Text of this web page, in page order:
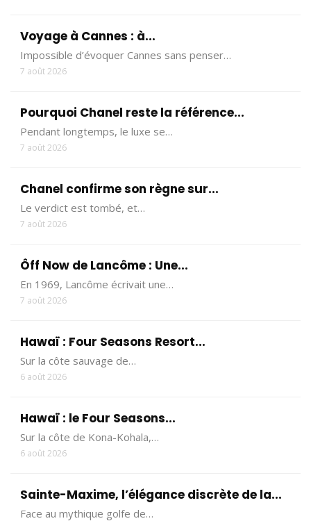
Voyage à Cannes : à...
Impossible d’évoquer Cannes sans penser…
7 août 2026
Pourquoi Chanel reste la référence...
Pendant longtemps, le luxe se…
7 août 2026
Chanel confirme son règne sur...
Le verdict est tombé, et…
7 août 2026
Ôff Now de Lancôme : Une...
En 1969, Lancôme écrivait une…
7 août 2026
Hawaï : Four Seasons Resort...
Sur la côte sauvage de…
6 août 2026
Hawaï : le Four Seasons...
Sur la côte de Kona-Kohala,…
6 août 2026
Sainte-Maxime, l’élégance discrète de la...
Face au mythique golfe de…